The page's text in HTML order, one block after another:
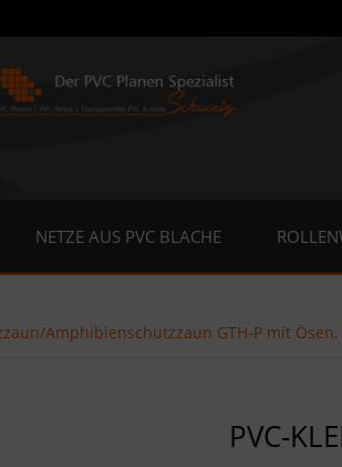
NETZE AUS PVC BLACHE
Amphibienschutzzaun GTH-P mit
PVC-